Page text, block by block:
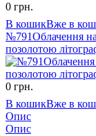
0 грн.
В кошикВже в
№791Облачення на
позолотою
0 грн.
В кошикВже в
Опис
Опис